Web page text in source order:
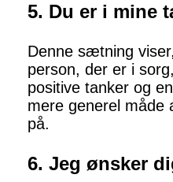
5. Du er i mine
Denne sætning
person, der er i
positive tanker og
mere generel måde
på.
6. Jeg ønsker